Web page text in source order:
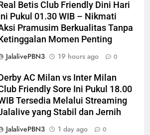
Betis Club Friendly Dini Hari
Pukul 01.30 WIB – Nikmati
Pramusim Berkualitas Tanpa
Momen Penting
JalalivePBN3
19 hours ago 0
AC Milan vs Inter Milan
Friendly Sore Ini Pukul 18.00
Tersedia Melalui Streaming
yang Stabil dan Jernih
JalalivePBN3
1 day ago 0